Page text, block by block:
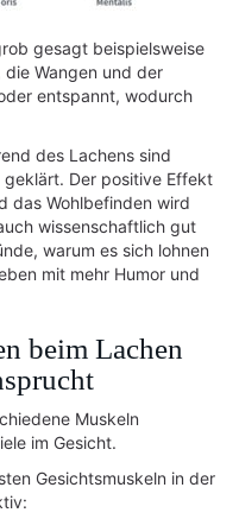
gesagt beispielsweise
Wangen und der
entspannt, wodurch
des Lachens sind
Der positive Effekt
das Wohlbefinden wird
wissenschaftlich gut
warum es sich lohnen
mit mehr Humor und
beim Lachen
Muskeln
im Gesicht.
Gesichtsmuskeln in der